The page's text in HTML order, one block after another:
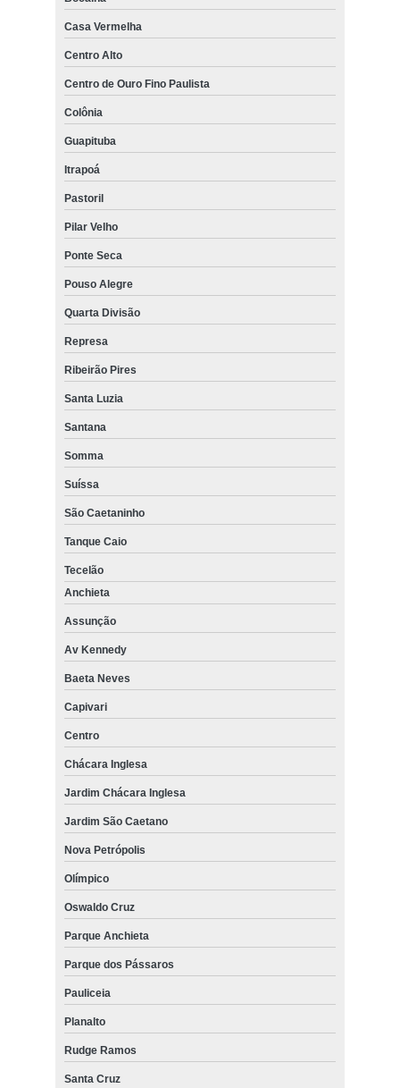
Casa Vermelha
Centro Alto
Centro de Ouro Fino Paulista
Colônia
Guapituba
Itrapoá
Pastoril
Pilar Velho
Ponte Seca
Pouso Alegre
Quarta Divisão
Represa
Ribeirão Pires
Santa Luzia
Santana
Somma
Suíssa
São Caetaninho
Tanque Caio
Tecelão
Anchieta
Assunção
Av Kennedy
Baeta Neves
Capivari
Centro
Chácara Inglesa
Jardim Chácara Inglesa
Jardim São Caetano
Nova Petrópolis
Olímpico
Oswaldo Cruz
Parque Anchieta
Parque dos Pássaros
Pauliceia
Planalto
Rudge Ramos
Santa Cruz